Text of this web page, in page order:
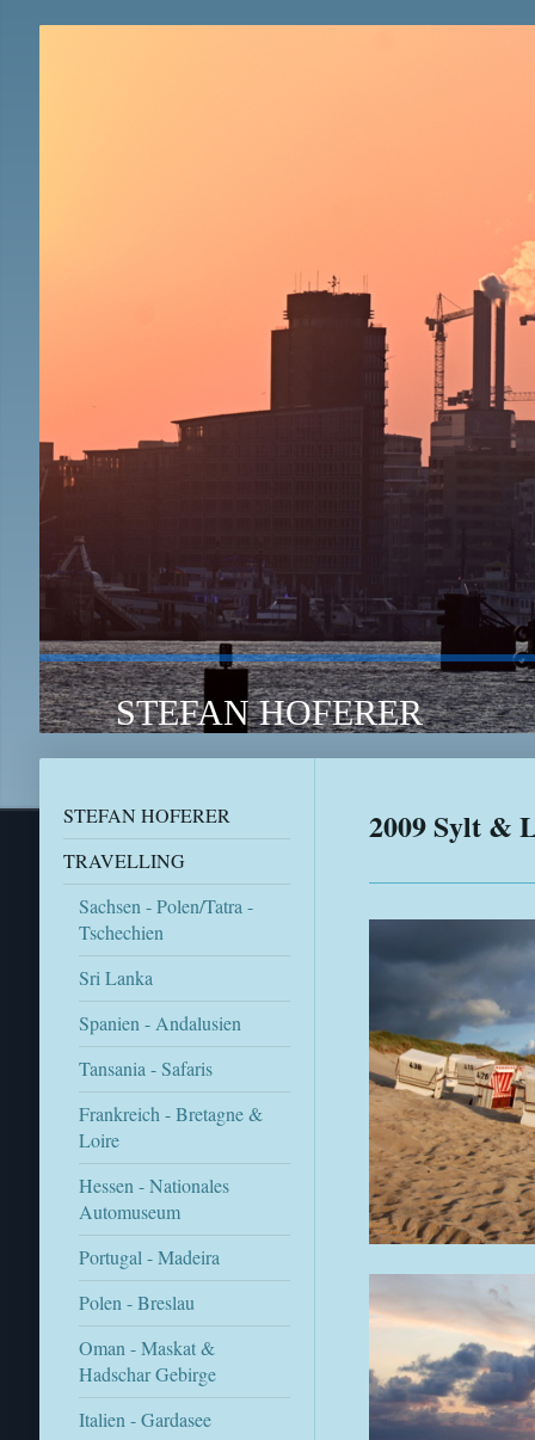
STEFAN HOFERER
STEFAN HOFERER
TRAVELLING
Sachsen - Polen/Tatra -
Tschechien
Sri Lanka
Spanien - Andalusien
Tansania - Safaris
Frankreich - Bretagne &
Loire
Hessen - Nationales
Automuseum
Portugal - Madeira
Polen - Breslau
Oman - Maskat &
Hadschar Gebirge
Italien - Gardasee
2009 Sylt &